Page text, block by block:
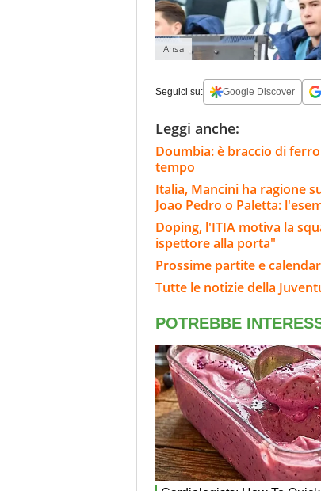
Ansa
Seguici su: Google Discover
Leggi anche:
Doumbia: è braccio di
tempo
Italia, Mancini ha ragione
Joao Pedro o Paletta:
Doping, l'ITIA motiva la
ispettore alla porta"
Prossime partite e
Tutte le notizie della